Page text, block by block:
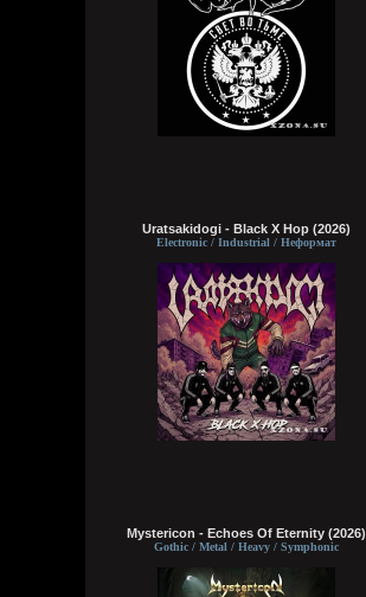
Uratsakidogi - Black X Hop (2026)
Electronic / Industrial / Неформат
Mystericon - Echoes Of Eternity (2026)
Gothic / Metal / Heavy / Symphonic